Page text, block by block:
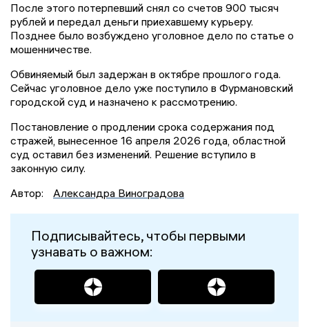
После этого потерпевший снял со счетов 900 тысяч
рублей и передал деньги приехавшему курьеру.
Позднее было возбуждено уголовное дело по статье о
мошенничестве.
Обвиняемый был задержан в октябре прошлого года.
Сейчас уголовное дело уже поступило в Фурмановский
городской суд и назначено к рассмотрению.
Постановление о продлении срока содержания под
стражей, вынесенное 16 апреля 2026 года, областной
суд оставил без изменений. Решение вступило в
законную силу.
Автор:
Александра Виноградова
Подписывайтесь, чтобы первыми
узнавать о важном: